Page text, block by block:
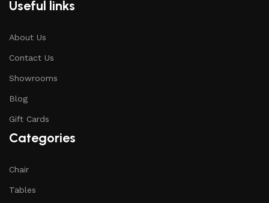
Useful links
About Us
Contact Us
Showrooms
Blog
Gift Cards
Categories
Chair
Tables